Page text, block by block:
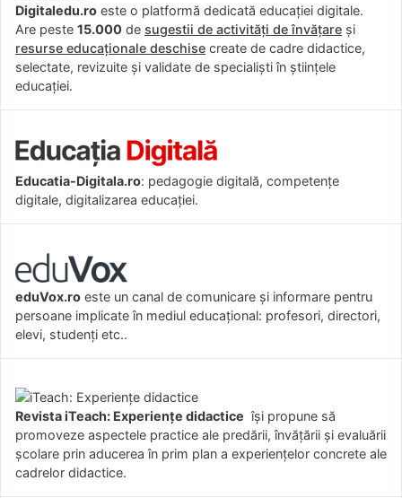
Digitaledu.ro este o platformă dedicată educației digitale.
Are peste 15.000 de sugestii de activități de învățare și
resurse educaționale deschise create de cadre didactice,
selectate, revizuite și validate de specialiști în științele
educației.
Educatia-Digitala.ro: pedagogie digitală, competențe
digitale, digitalizarea educației.
eduVox.ro este un canal de comunicare și informare pentru
persoane implicate în mediul educațional: profesori, directori,
elevi, studenți etc..
Revista iTeach: Experienţe didactice îşi propune să
promoveze aspectele practice ale predării, învăţării şi evaluării
şcolare prin aducerea în prim plan a experienţelor concrete ale
cadrelor didactice.